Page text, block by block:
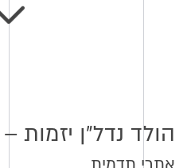
הולד נדל״ן יזמות